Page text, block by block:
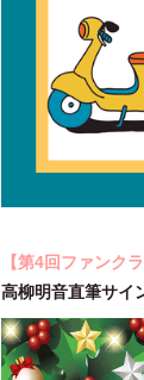
【第4回ファンク
高柳明音直筆サイ